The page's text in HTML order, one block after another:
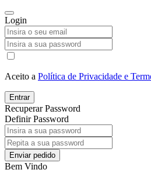
Login
Aceito a Política de Privacidade e
Entrar
Recuperar Password
Definir Password
Enviar pedido
Bem Vindo